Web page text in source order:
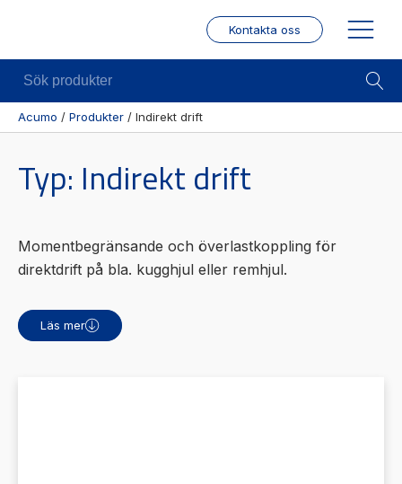
Kontakta oss
Se alla
produkter
Se alla
Linjärenheter
Kulskruvar
Skenstyrningar
Sök
produkter
Acumo / Produkter / Indirekt drift
Typ: Indirekt drift
Momentbegränsande och överlastkoppling för
direktdrift på bla. kugghjul eller remhjul.
Läs mer